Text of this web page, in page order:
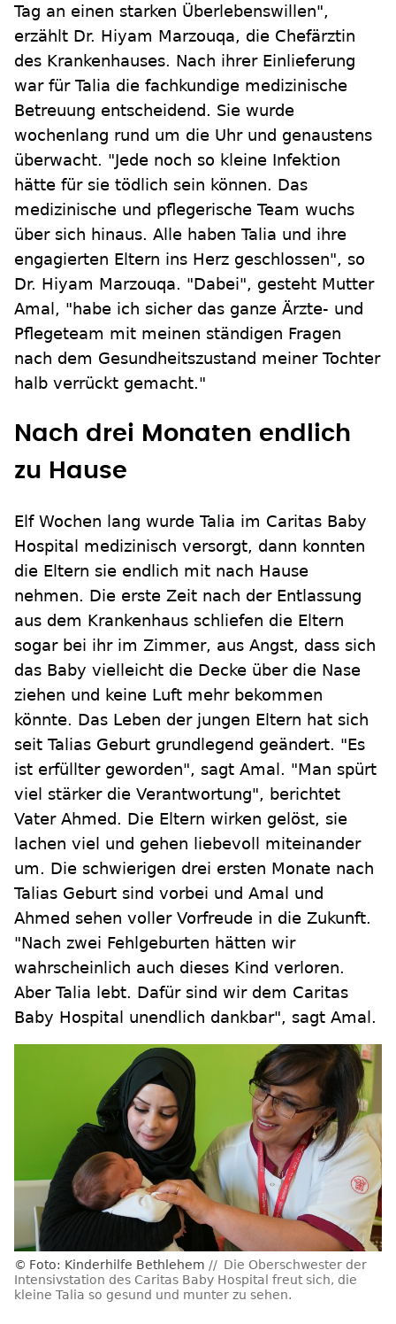
Tag an einen starken Überlebenswillen",
erzählt Dr. Hiyam Marzouqa, die Chefärztin
des Krankenhauses. Nach ihrer Einlieferung
war für Talia die fachkundige medizinische
Betreuung entscheidend. Sie wurde
wochenlang rund um die Uhr und genaustens
überwacht. "Jede noch so kleine Infektion
hätte für sie tödlich sein können. Das
medizinische und pflegerische Team wuchs
über sich hinaus. Alle haben Talia und ihre
engagierten Eltern ins Herz geschlossen", so
Dr. Hiyam Marzouqa. "Dabei", gesteht Mutter
Amal, "habe ich sicher das ganze Ärzte- und
Pflegeteam mit meinen ständigen Fragen
nach dem Gesundheitszustand meiner Tochter
halb verrückt gemacht."
Nach drei Monaten endlich
zu Hause
Elf Wochen lang wurde Talia im Caritas Baby
Hospital medizinisch versorgt, dann konnten
die Eltern sie endlich mit nach Hause
nehmen. Die erste Zeit nach der Entlassung
aus dem Krankenhaus schliefen die Eltern
sogar bei ihr im Zimmer, aus Angst, dass sich
das Baby vielleicht die Decke über die Nase
ziehen und keine Luft mehr bekommen
könnte. Das Leben der jungen Eltern hat sich
seit Talias Geburt grundlegend geändert. "Es
ist erfüllter geworden", sagt Amal. "Man spürt
viel stärker die Verantwortung", berichtet
Vater Ahmed. Die Eltern wirken gelöst, sie
lachen viel und gehen liebevoll miteinander
um. Die schwierigen drei ersten Monate nach
Talias Geburt sind vorbei und Amal und
Ahmed sehen voller Vorfreude in die Zukunft.
"Nach zwei Fehlgeburten hätten wir
wahrscheinlich auch dieses Kind verloren.
Aber Talia lebt. Dafür sind wir dem Caritas
Baby Hospital unendlich dankbar", sagt Amal.
Foto: Kinderhilfe Bethlehem
Die Oberschwester der
Intensivstation des Caritas Baby Hospital freut sich, die
kleine Talia so gesund und munter zu sehen.